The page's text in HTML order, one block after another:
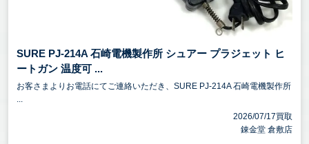
SURE PJ-214A 石崎電機製作所 シュアー プラジェット ヒ
ートガン 温度可 ...
お客さまよりお電話にてご連絡いただき、SURE PJ-214A 石崎電機製作所
...
2026/07/17買取
錬金堂 倉敷店